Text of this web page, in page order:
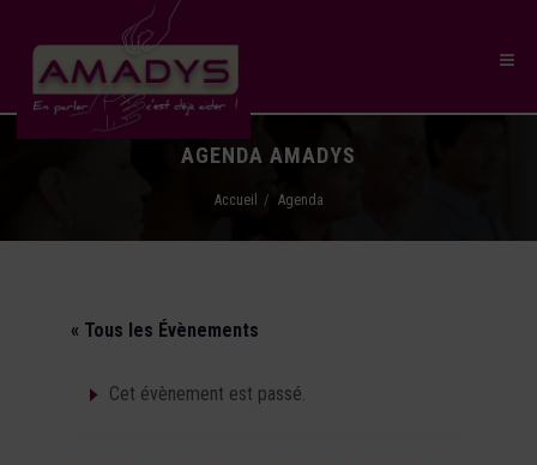
AGENDA AMADYS
Accueil Agenda
« Tous les Évènements
Cet évènement est passé.